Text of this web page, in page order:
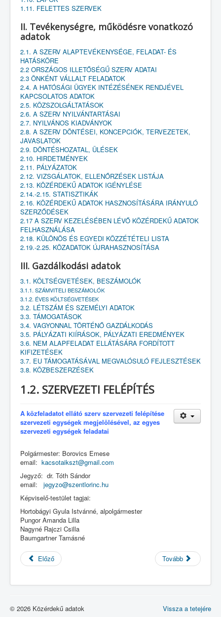
1.11. FELETTES SZERVEK
II. Tevékenységre, működésre vonatkozó
adatok
2.1. A SZERV ALAPTEVÉKENYSÉGE, FELADAT- ÉS
HATÁSKÖRE
2.2 ORSZÁGOS ILLETŐSÉGŰ SZERV ADATAI
2.3 ÖNKÉNT VÁLLALT FELADATOK
2.4. A HATÓSÁGI ÜGYEK INTÉZÉSÉNEK RENDJÉVEL
KAPCSOLATOS ADATOK
2.5. KÖZSZOLGÁLTATÁSOK
2.6. A SZERV NYILVÁNTARTÁSAI
2.7. NYILVÁNOS KIADVÁNYOK
2.8. A SZERV DÖNTÉSEI, KONCEPCIÓK, TERVEZETEK,
JAVASLATOK
2.9. DÖNTÉSHOZATAL, ÜLÉSEK
2.10. HIRDETMÉNYEK
2.11. PÁLYÁZATOK
2.12. VIZSGÁLATOK, ELLENŐRZÉSEK LISTÁJA
2.13. KÖZÉRDEKŰ ADATOK IGÉNYLÉSE
2.14.-2.15. STATISZTIKÁK
2.16. KÖZÉRDEKŰ ADATOK HASZNOSÍTÁSÁRA IRÁNYULÓ
SZERZŐDÉSEK
2.17 A SZERV KEZELÉSÉBEN LÉVŐ KÖZÉRDEKŰ ADATOK
FELHASZNÁLÁSA
2.18. KÜLÖNÖS ÉS EGYEDI KÖZZÉTÉTELI LISTA
2.19.-2.25. KÖZADATOK ÚJRAHASZNOSÍTÁSA
III. Gazdálkodási adatok
3.1. KÖLTSÉGVETÉSEK, BESZÁMOLÓK
3.1.1. SZÁMVITELI BESZÁMOLÓK
3.1.2. ÉVES KÖLTSÉGVETÉSEK
3.2. LÉTSZÁM ÉS SZEMÉLYI ADATOK
3.3. TÁMOGATÁSOK
3.4. VAGYONNAL TÖRTÉNŐ GAZDÁLKODÁS
3.5. PÁLYÁZATI KIÍRÁSOK, PÁLYÁZATI EREDMÉNYEK
3.6. NEM ALAPFELADAT ELLÁTÁSÁRA FORDÍTOTT
KIFIZETÉSEK
3.7. EU TÁMOGATÁSÁVAL MEGVALÓSULÓ FEJLESZTÉSEK
3.8. KÖZBESZERZÉSEK
1.2. SZERVEZETI FELÉPÍTÉS
A közfeladatot ellátó szerv szervezeti felépítése
szervezeti egységek megjelölésével, az egyes
szervezeti egységek feladatai
Polgármester: Borovics Emese
email: kacsotaikszt@gmail.com
Jegyző: dr. Tóth Sándor
email: jegyzo@szentlorinc.hu
Képviselő-testület tagjai:
Hortobágyi Gyula Istvánné, alpolgármester
Pungor Amanda Lilla
Nagyné Rajczi Csilla
Baumgartner Tamásné
Előző Tovább
Vissza a tetejére
© 2026 Közérdekű adatok